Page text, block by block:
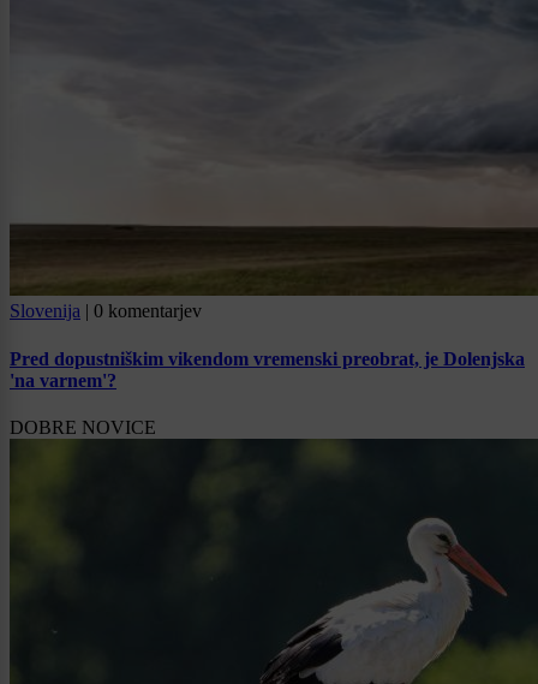
Slovenija 0 komentarjev
Pred dopustniškim vikendom vremenski preobrat, je Dolenjska
'na varnem'?
DOBRE NOVICE